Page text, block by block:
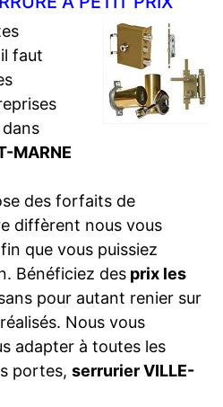
faut
MARNE
des forfaits de
diffèrent nous vous
que vous puissiez
Bénéficiez des prix les
pour autant renier sur
Nous vous
adapter à toutes les
portes, serrurier VILLE-